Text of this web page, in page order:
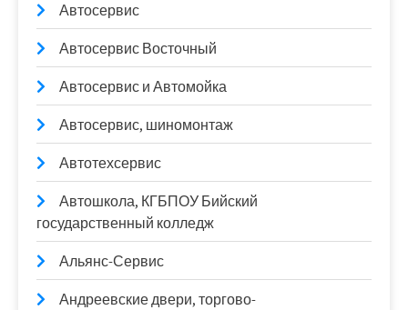
Автосервис
Автосервис Восточный
Автосервис и Автомойка
Автосервис, шиномонтаж
Автотехсервис
Автошкола, КГБПОУ Бийский
государственный колледж
Альянс-Сервис
Андреевские двери, торгово-